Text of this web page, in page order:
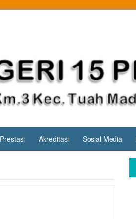
Prestasi Akreditasi Sosial Media